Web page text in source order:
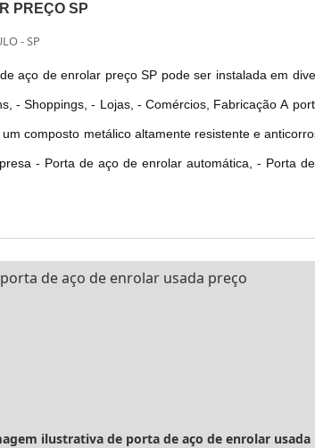
PREÇO SP
- SP
aço de enrolar preço SP pode ser instalada em
- Shoppings, - Lojas, - Comércios, Fabricação A
composto metálico altamente resistente e
- Porta de aço de enrolar automática, - Porta de
com a Po...
ilustrativa de porta de aço de enrolar usada